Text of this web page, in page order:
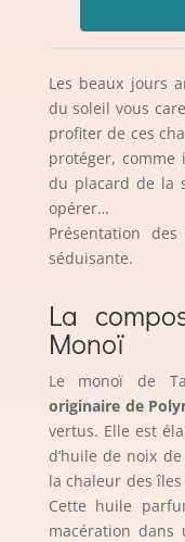
Les beaux jours
du soleil vous
profiter de ces
protéger,
du placard de la
opérer…
Présentation
séduisante.
La
Monoï
Le monoï de
originaire de
vertus. Elle est
d’huile de noix de
la chaleur des
Cette huile
macération dans